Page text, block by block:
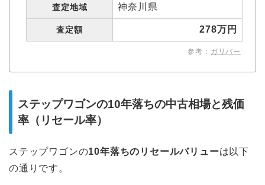
査定地域 神奈川県
査定額 278万円
参考： ガリバー
ステップワゴンの10年落ちの中古相場と残価
率（リセール率）
ステップワゴンの10年落ちのリセールバリューは以下
の通りです。